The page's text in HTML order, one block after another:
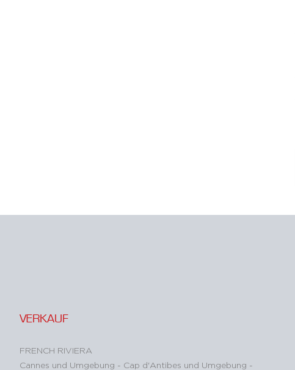
VERKAUF
FRENCH RIVIERA
Cannes und Umgebung - Cap d'Antibes und Umgebung -